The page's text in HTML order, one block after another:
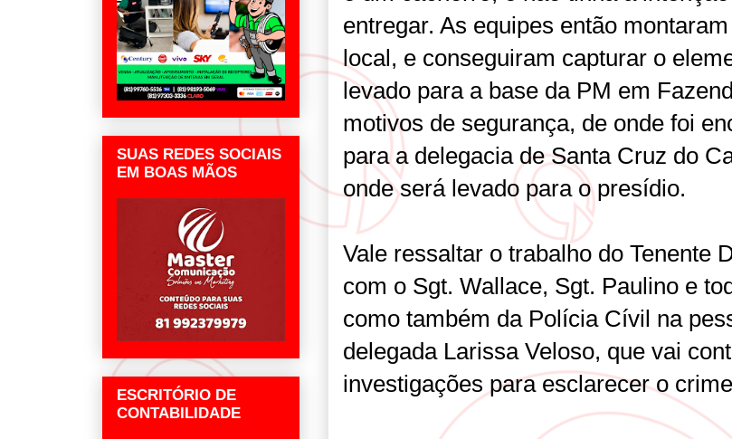
entregar. As equipes então
local, e conseguiram capturar o
levado para a base da PM em
motivos de segurança, de onde foi
para a delegacia de Santa Cruz do
onde será levado para o presídio.
Vale ressaltar o trabalho do Tenente
com o Sgt. Wallace, Sgt. Paulino e
como também da Polícia Cívil na
delegada Larissa Veloso, que vai
investigações para esclarecer o
SUAS REDES SOCIAIS
EM BOAS MÃOS
ESCRITÓRIO DE
CONTABILIDADE